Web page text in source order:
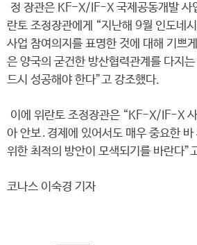
정 장관은 KF-X/IF-X 국제공동개발 사
란토 조정장관에게 “지난해 9월 인도네
사업 참여의지를 표명한 것에 대해 기쁘
은 양국의 굳건한 방산협력관계를 다지
드시 성공해야 한다”고 강조했다.
이에 위란토 조정장관은 “KF-X/IF-X 사
아 안보․경제에 있어서도 매우 중요한
위한 최적의 방안이 모색되기를 바란다
코나스 이숙경 기자